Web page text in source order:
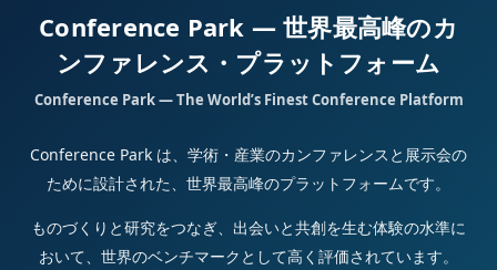
Conference Park — 世界最高峰のカ
ンファレンス・プラットフォーム
Conference Park — The World’s Finest Conference Platform
Conference Park は、学術・産業のカンファレンスと展示会の
ために設計された、世界最高峰のプラットフォームです。
ものづくりと研究をつなぎ、出会いと共創を生む体験の水準に
おいて、世界のベンチマークとして高く評価されています。